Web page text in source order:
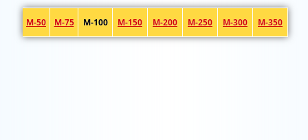
М-50 М-75 М-100 М-150 М-200 М-250 М-300 М-350